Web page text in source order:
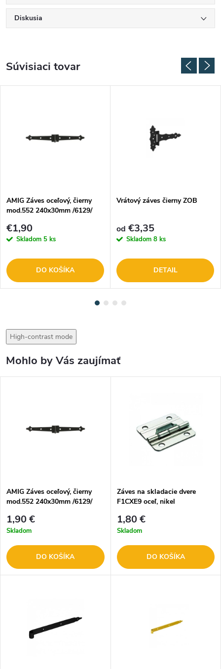
Diskusia
Súvisiaci tovar
AMIG Záves oceľový, čierny
mod.552 240x30mm /6129/
€1,90
Skladom 5 ks
DO KOŠÍKA
Vrátový záves čierny ZOB
od €3,35
Skladom 8 ks
DETAIL
High-contrast mode
Mohlo by Vás zaujímať
AMIG Záves oceľový, čierny
mod.552 240x30mm /6129/
1,90 €
Skladom
DO KOŠÍKA
Záves na skladacie dvere
F1CXE9 oceľ, nikel
1,80 €
Skladom
DO KOŠÍKA